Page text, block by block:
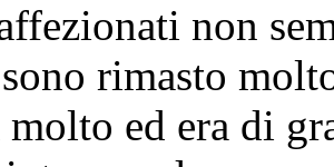
non
rimasto
ed era di